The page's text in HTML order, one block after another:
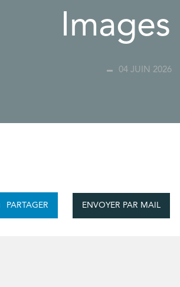
Images
04 JUIN 2026
PARTAGER ENVOYER PAR MAIL